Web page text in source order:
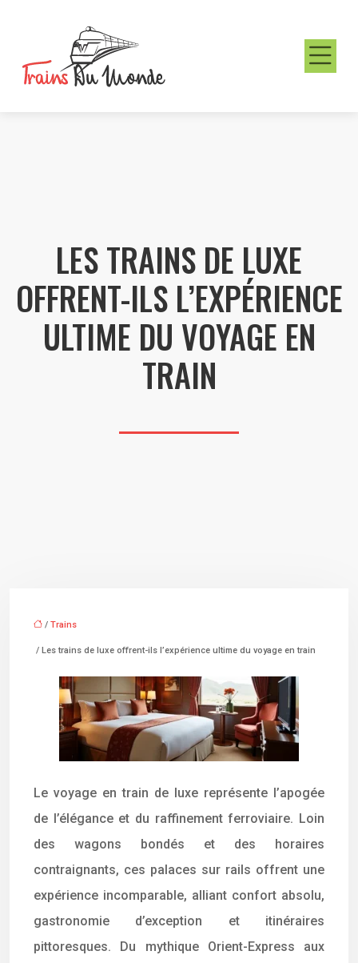
LES TRAINS DE LUXE
OFFRENT-ILS L’EXPÉRIENCE
ULTIME DU VOYAGE EN
TRAIN
/ Trains
/ Les trains de luxe offrent-ils l’expérience ultime du voyage en train
Le voyage en train de luxe représente l’apogée
de l’élégance et du raffinement ferroviaire. Loin
des wagons bondés et des horaires
contraignants, ces palaces sur rails offrent une
expérience incomparable, alliant confort absolu,
gastronomie d’exception et itinéraires
pittoresques. Du mythique Orient-Express aux